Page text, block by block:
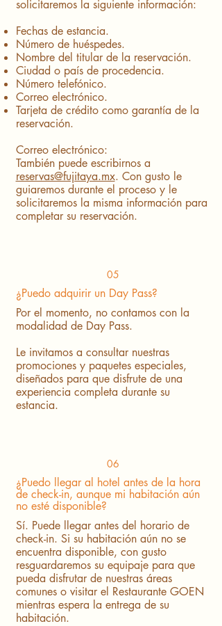
solicitaremos la siguiente información:
Fechas de estancia.
​Número de huéspedes.
Nombre del titular de la reservación.
Ciudad o país de procedencia.
Número telefónico.
​Correo electrónico.
Tarjeta de crédito como garantía de la
reservación.
Correo electrónico:
También puede escribirnos a
reservas@fujitaya.mx. Con gusto le
guiaremos durante el proceso y le
solicitaremos la misma información para
completar su reservación.
05
¿Puedo adquirir un Day Pass?
Por el momento, no contamos con la
modalidad de Day Pass.
Le invitamos a consultar nuestras
promociones y paquetes especiales,
diseñados para que disfrute de una
experiencia completa durante su
estancia.
06
¿Puedo llegar al hotel antes de la hora
de check-in, aunque mi habitación aún
no esté disponible?
Sí. Puede llegar antes del horario de
check-in. Si su habitación aún no se
encuentra disponible, con gusto
resguardaremos su equipaje para que
pueda disfrutar de nuestras áreas
comunes o visitar el Restaurante GOEN
mientras espera la entrega de su
habitación.